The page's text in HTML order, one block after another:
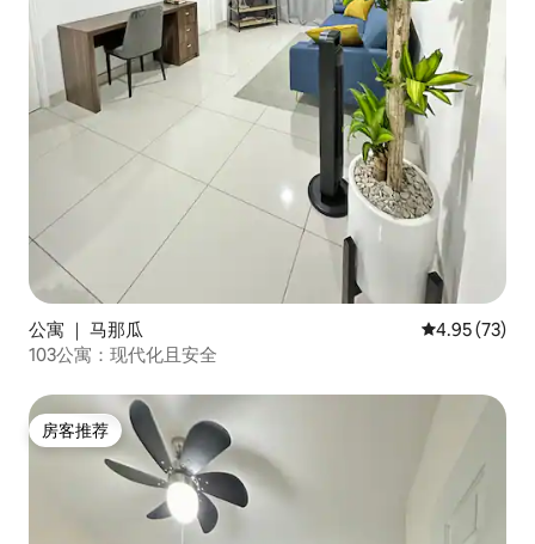
公寓 ｜ 马那瓜 平均评分
4.95 (73)
103公寓：现代化且安全
房客推荐
房客推荐